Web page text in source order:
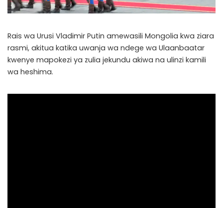
Rais wa Urusi Vladimir Putin amewasili Mongolia kwa ziara
rasmi, akitua katika uwanja wa ndege wa Ulaanbaatar
kwenye mapokezi ya zulia jekundu akiwa na ulinzi kamili
wa heshima.